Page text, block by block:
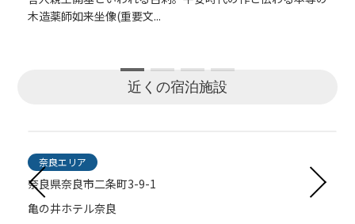
木造薬師如来坐像(重要文...
現在は4つの僧坊で通称...
仏建立のための布教活動...
真が牛に乗って太宰府に...
近くの宿泊施設
奈良エリア
奈良県奈良市二条町3-9-1
亀の井ホテル奈良
奈良エリア
奈良市四条大路1-4-45
ホテルアジール・奈良アネックス
奈良エリア
奈良県奈良市三条大路1丁目1番地1号
JWマリオット・ホテル奈良
奈良エリア
奈良市法華寺町254-1
奈良ロイヤルホテル